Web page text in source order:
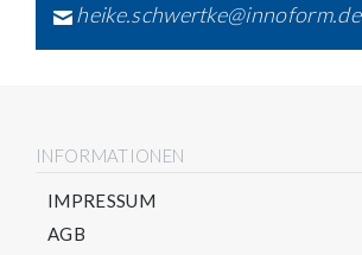
heike.schwertke@innoform.de
INFORMATIONEN
IMPRESSUM
AGB